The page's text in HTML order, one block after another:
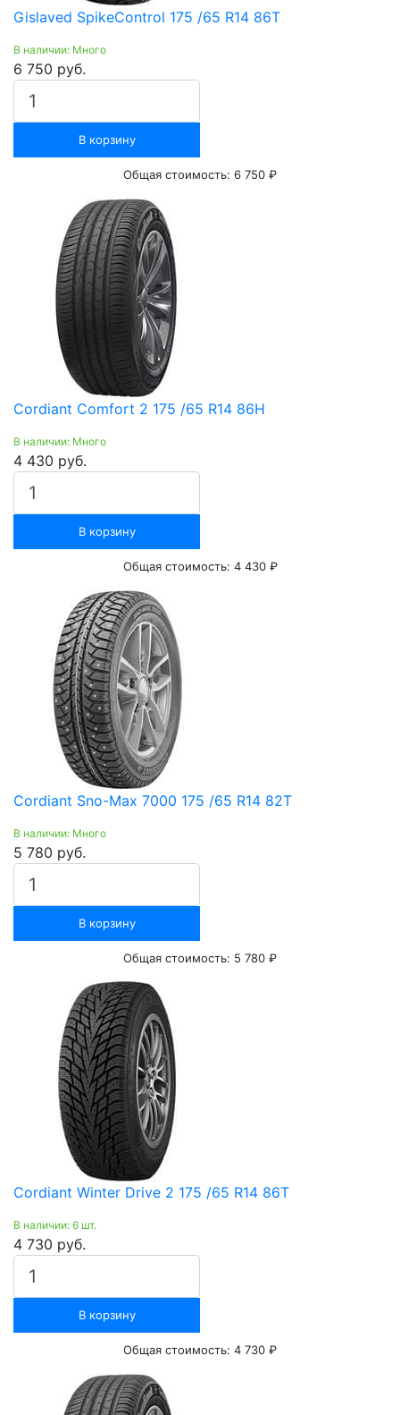
Gislaved SpikeControl 175 /65 R14 86T
В наличии: Много
6 750 руб.
В корзину
Общая стоимость: 6 750 ₽
Cordiant Comfort 2 175 /65 R14 86H
В наличии: Много
4 430 руб.
В корзину
Общая стоимость: 4 430 ₽
Cordiant Sno-Max 7000 175 /65 R14 82T
В наличии: Много
5 780 руб.
В корзину
Общая стоимость: 5 780 ₽
Cordiant Winter Drive 2 175 /65 R14 86T
В наличии: 6 шт.
4 730 руб.
В корзину
Общая стоимость: 4 730 ₽